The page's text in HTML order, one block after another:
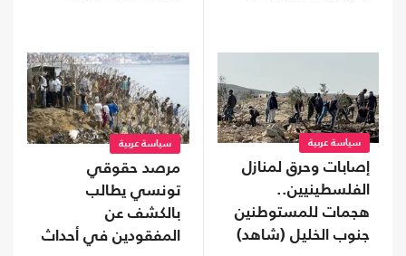
سياسة عربية
إصابات وحرق لمنازل
الفلسطينيين..
هجمات للمستوطنين
جنوب الخليل (شاهد)
سياسة عربية
مرصد حقوقي
تونسي يطالب
بالكشف عن
المفقودين في أحداث